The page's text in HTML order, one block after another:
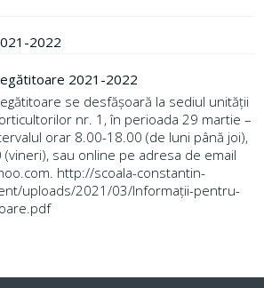
2022
2021-2022
se desfășoară la sediul unității
nr. 1, în perioada 29 martie –
orar 8.00-18.00 (de luni până joi),
sau online pe adresa de email
http://scoala-constantin-
uploads/2021/03/Informații-pentru-